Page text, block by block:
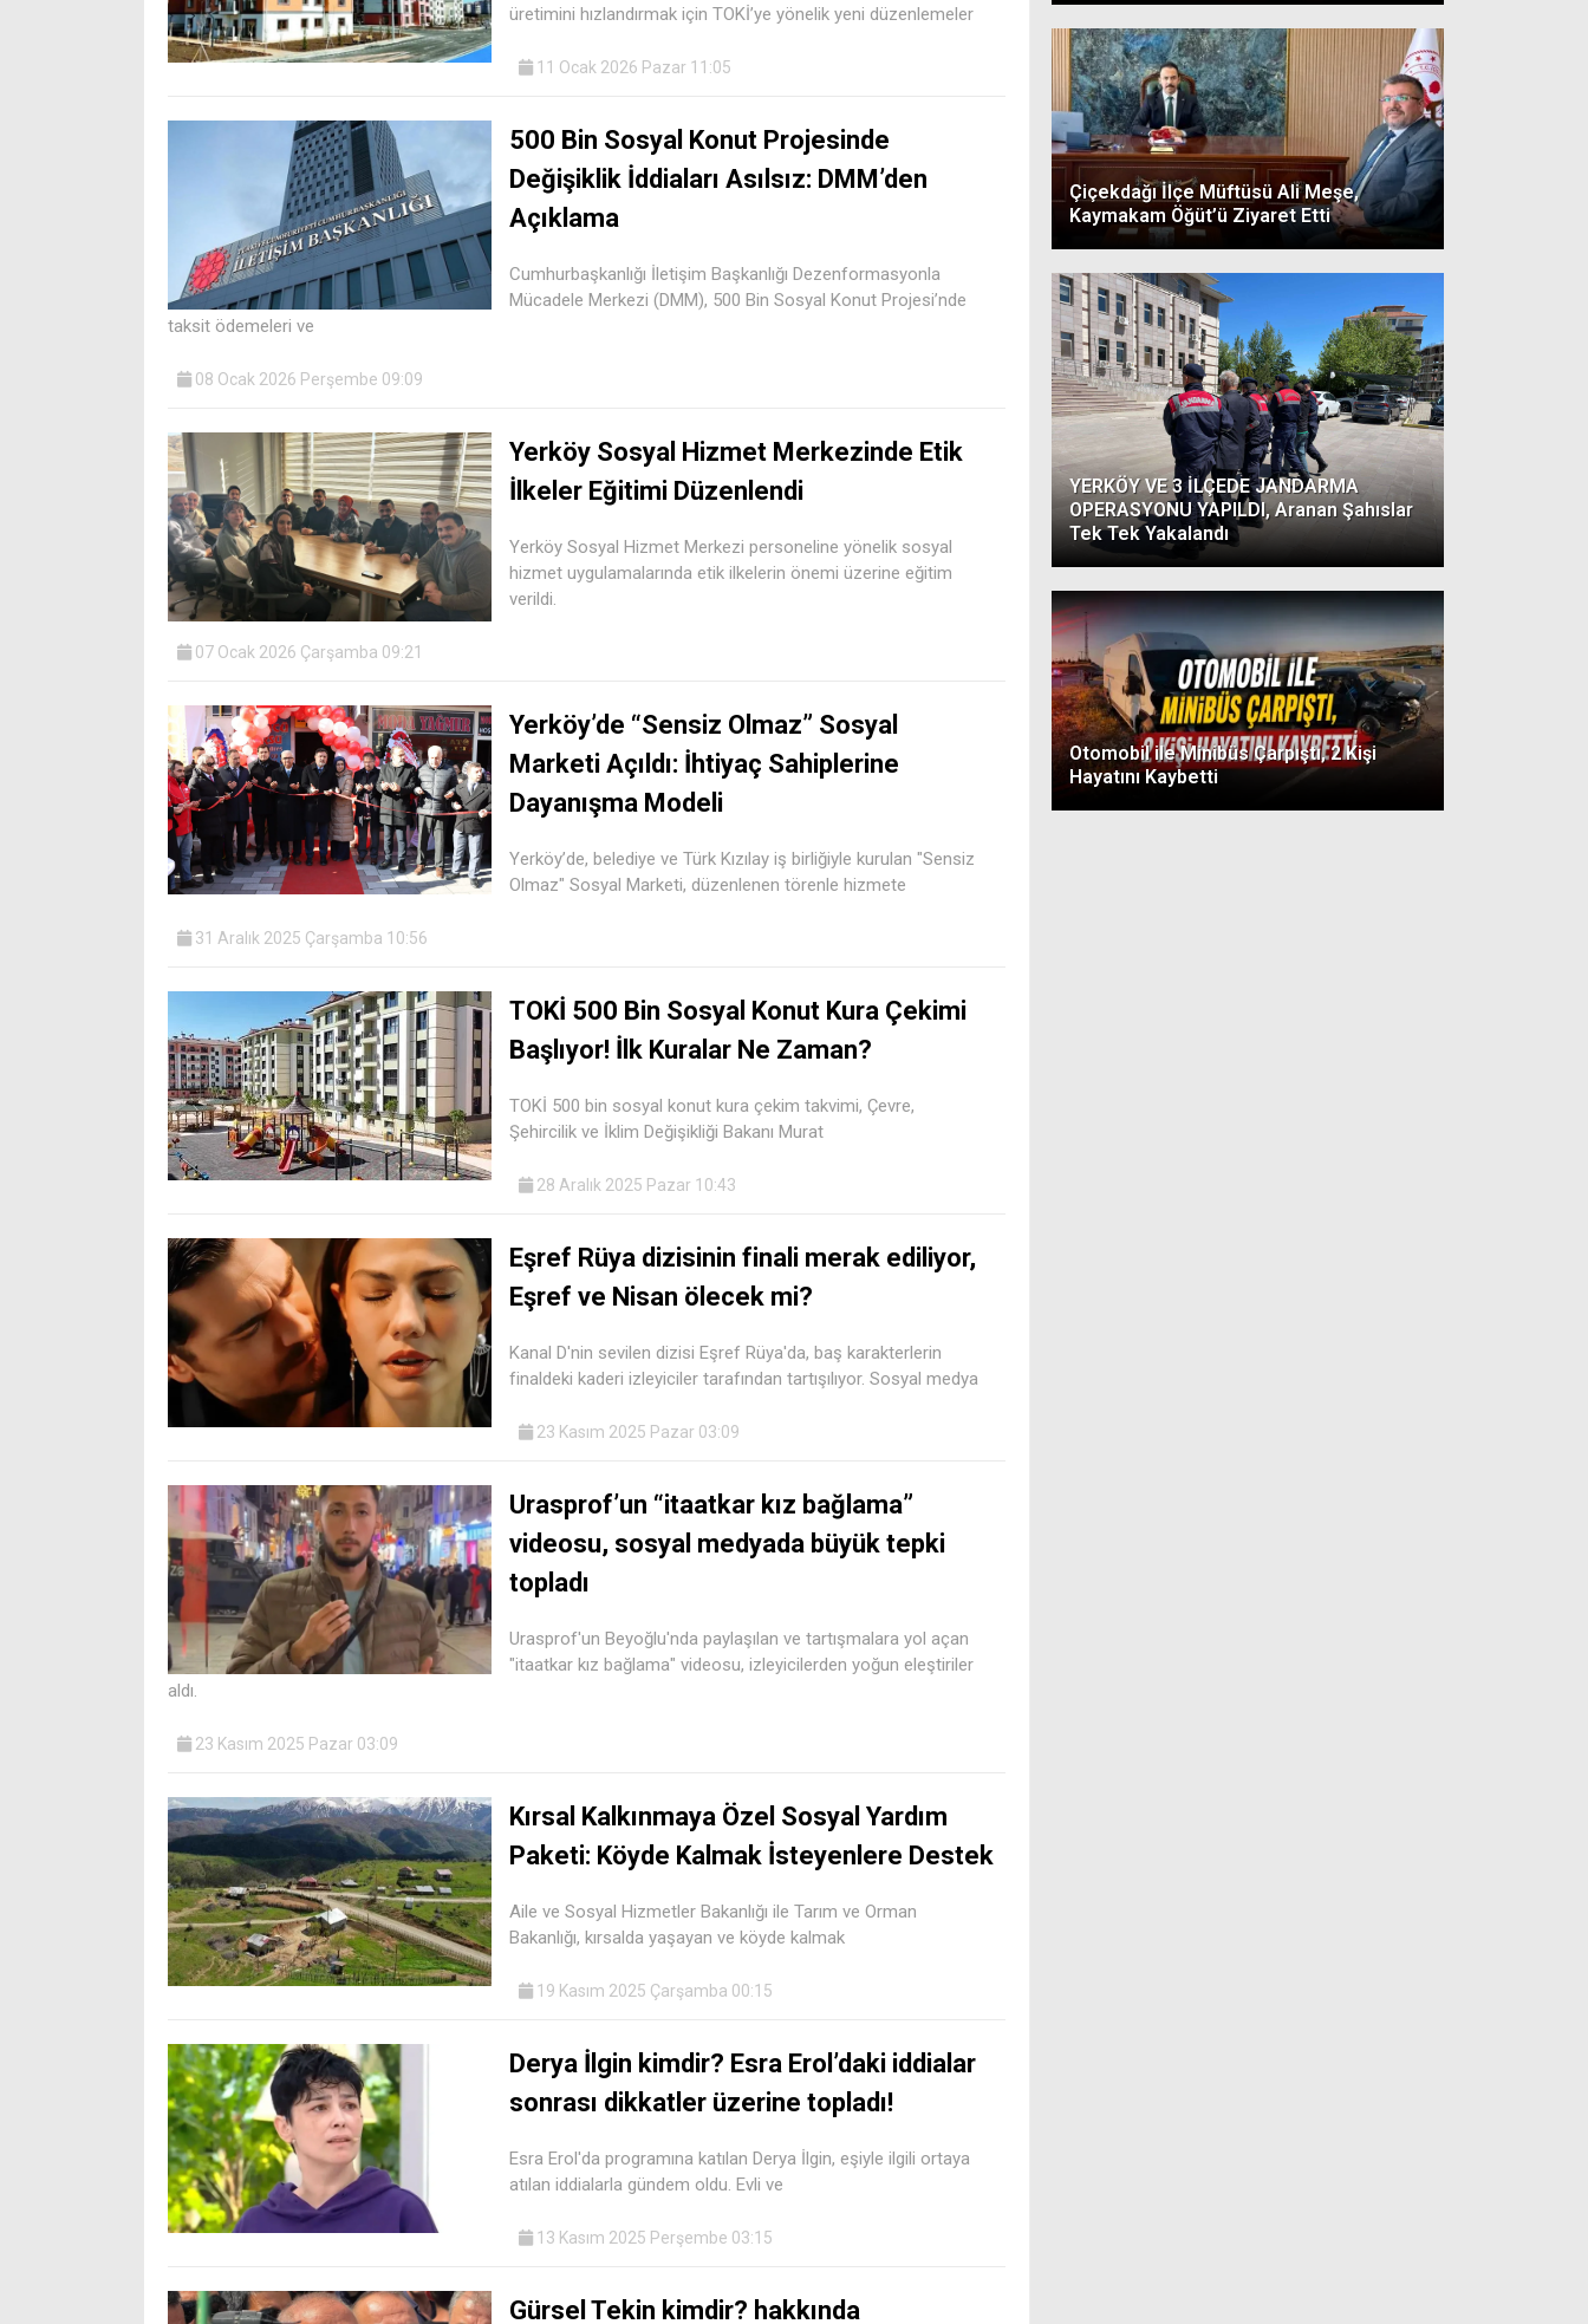
üretimini hızlandırmak için TOKİ’ye yönelik yeni düzenlemeler
11 Ocak 2026 Pazar 11:05
500 Bin Sosyal Konut Projesinde
Değişiklik İddiaları Asılsız: DMM’den
Açıklama
Cumhurbaşkanlığı İletişim Başkanlığı Dezenformasyonla
Mücadele Merkezi (DMM), 500 Bin Sosyal Konut Projesi’nde
taksit ödemeleri ve
08 Ocak 2026 Perşembe 09:09
Yerköy Sosyal Hizmet Merkezinde Etik
İlkeler Eğitimi Düzenlendi
Yerköy Sosyal Hizmet Merkezi personeline yönelik sosyal
hizmet uygulamalarında etik ilkelerin önemi üzerine eğitim
verildi.
07 Ocak 2026 Çarşamba 09:21
Yerköy’de “Sensiz Olmaz” Sosyal
Marketi Açıldı: İhtiyaç Sahiplerine
Dayanışma Modeli
Yerköy’de, belediye ve Türk Kızılay iş birliğiyle kurulan "Sensiz
Olmaz" Sosyal Marketi, düzenlenen törenle hizmete
31 Aralık 2025 Çarşamba 10:56
TOKİ 500 Bin Sosyal Konut Kura Çekimi
Başlıyor! İlk Kuralar Ne Zaman?
TOKİ 500 bin sosyal konut kura çekim takvimi, Çevre,
Şehircilik ve İklim Değişikliği Bakanı Murat
28 Aralık 2025 Pazar 10:43
Eşref Rüya dizisinin finali merak ediliyor,
Eşref ve Nisan ölecek mi?
Kanal D'nin sevilen dizisi Eşref Rüya'da, baş karakterlerin
finaldeki kaderi izleyiciler tarafından tartışılıyor. Sosyal medya
23 Kasım 2025 Pazar 03:09
Urasprof’un “itaatkar kız bağlama”
videosu, sosyal medyada büyük tepki
topladı
Urasprof'un Beyoğlu'nda paylaşılan ve tartışmalara yol açan
"itaatkar kız bağlama" videosu, izleyicilerden yoğun eleştiriler
aldı.
23 Kasım 2025 Pazar 03:09
Kırsal Kalkınmaya Özel Sosyal Yardım
Paketi: Köyde Kalmak İsteyenlere Destek
Aile ve Sosyal Hizmetler Bakanlığı ile Tarım ve Orman
Bakanlığı, kırsalda yaşayan ve köyde kalmak
19 Kasım 2025 Çarşamba 00:15
Derya İlgin kimdir? Esra Erol’daki iddialar
sonrası dikkatler üzerine topladı!
Esra Erol'da programına katılan Derya İlgin, eşiyle ilgili ortaya
atılan iddialarla gündem oldu. Evli ve
13 Kasım 2025 Perşembe 03:15
Gürsel Tekin kimdir? hakkında
Çiçekdağı İlçe Müftüsü Ali Meşe,
Kaymakam Öğüt’ü Ziyaret Etti
YERKÖY VE 3 İLÇEDE JANDARMA
OPERASYONU YAPILDI, Aranan Şahıslar
Tek Tek Yakalandı
Otomobil ile Minibüs Çarpıştı, 2 Kişi
Hayatını Kaybetti